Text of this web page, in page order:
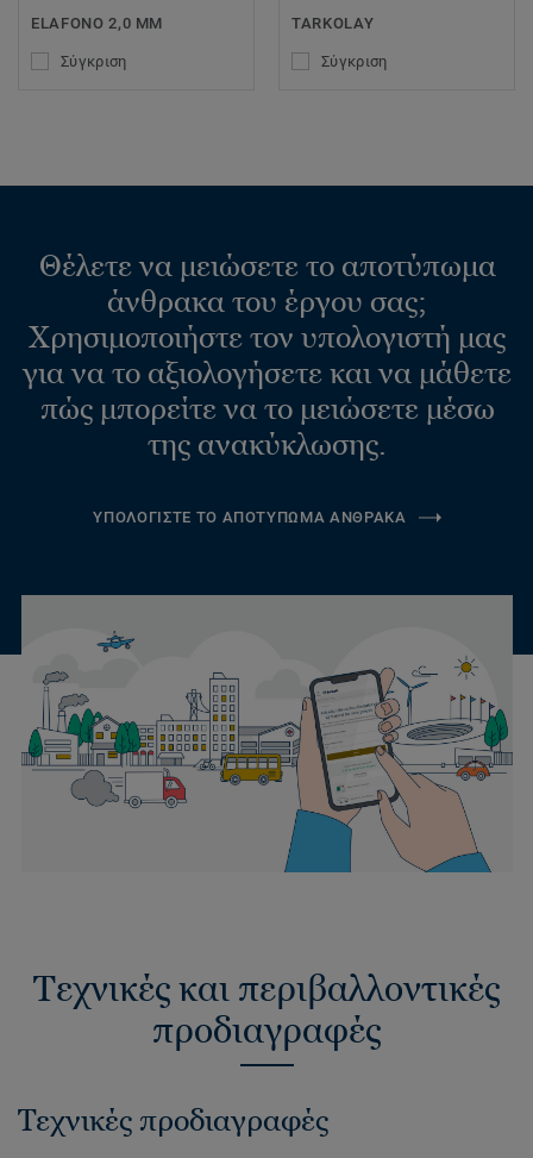
ELAFONO 2,0 MM
Σύγκριση
TARKOLAY
Σύγκριση
Θέλετε να μειώσετε το αποτύπωμα
άνθρακα του έργου σας;
Χρησιμοποιήστε τον υπολογιστή μας
για να το αξιολογήσετε και να μάθετε
πώς μπορείτε να το μειώσετε μέσω
της ανακύκλωσης.
ΥΠΟΛΟΓΙΣΤΕ ΤΟ ΑΠΟΤΥΠΩΜΑ ΑΝΘΡΑΚΑ
Τεχνικές και περιβαλλοντικές
προδιαγραφές
Τεχνικές προδιαγραφές